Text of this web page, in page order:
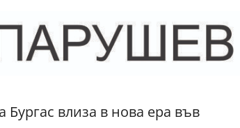
влиза в нова ера във